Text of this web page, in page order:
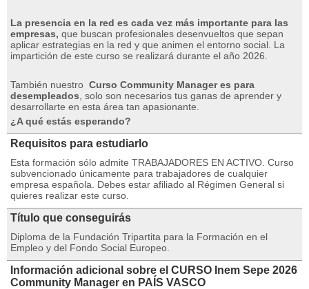
La presencia en la red es cada vez más importante para las
empresas, que buscan profesionales desenvueltos que sepan
aplicar estrategias en la red y que animen el entorno social. La
impartición de este curso se realizará durante el año 2026.
También nuestro Curso Community Manager es para
desempleados , solo son necesarios tus ganas de aprender y
desarrollarte en esta área tan apasionante.
¿A qué estás esperando?
Requisitos para estudiarlo
Esta formación sólo admite TRABAJADORES EN ACTIVO. Curso
subvencionado únicamente para trabajadores de cualquier
empresa española. Debes estar afiliado al Régimen General si
quieres realizar este curso.
Título que conseguirás
Diploma de la Fundación Tripartita para la Formación en el
Empleo y del Fondo Social Europeo.
Información adicional sobre el CURSO Inem Sepe 2026
Community Manager en PAÍS VASCO